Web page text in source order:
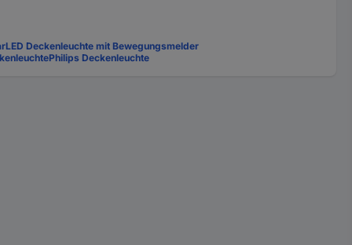
LED Deckenleuchte mit Bewegungsmelder
Philips Deckenleuchte